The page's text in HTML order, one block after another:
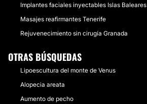
Implantes faciales inyectables Islas Baleares
Masajes reafirmantes Tenerife
Rejuvenecimiento sin cirugía Granada
OTRAS BÚSQUEDAS
Lipoescultura del monte de Venus
Alopecia areata
Aumento de pecho